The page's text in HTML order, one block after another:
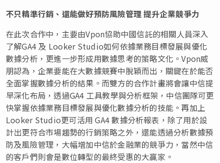
不只精準行銷、還能做好預防風險管理 提升企業競爭力
在此次合作中，主要由Vpon協助中國信託的相關人員深入
了解GA4 及 Looker Studio如何依據業務目標發展與優化
數據分析，更進一步形成用數據思考的策略文化。Vpon威
朋認為，企業要能在大數據競賽中脫穎而出，關鍵在於能否
全面掌握數據分析的結果。而雙方的合作計畫將會讓中信提
早深化布局，透過GA4 工具教學與分析框架，中信團隊可更
快掌握依據業務目標發展與優化數據分析的技能。再加上
Looker Studio更可活用 GA4 數據分析報表，除了用於設
計出更符合市場趨勢的行銷策略之外，還能透過分析數據預
防及風險管理，大幅增加中信於金融業的競爭力，當然中信
的客戶們則會是數位轉型的最終受惠的大贏家。